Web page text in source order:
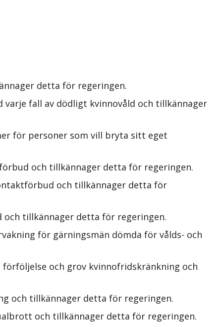
detta för regeringen.
fall av dödligt kvinnovåld och tillkännager
för personer som vill bryta sitt eget
och tillkännager detta för regeringen.
och tillkännager detta för
tillkännager detta för regeringen.
för gärningsmän dömda för vålds- och
och grov kvinnofridskränkning och
och tillkännager detta för regeringen.
och tillkännager detta för regeringen.